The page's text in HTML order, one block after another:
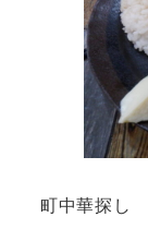
町中華探し